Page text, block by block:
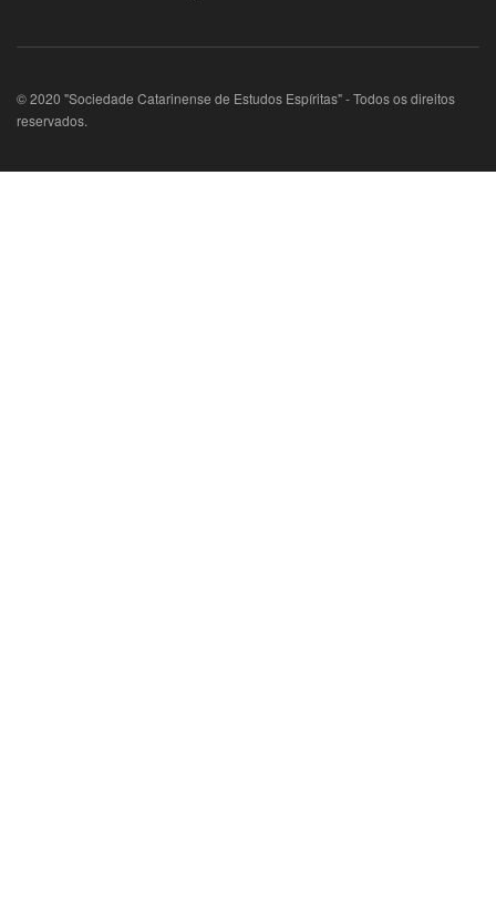
© 2020 "Sociedade Catarinense de Estudos Espíritas" - Todos os direitos
reservados.